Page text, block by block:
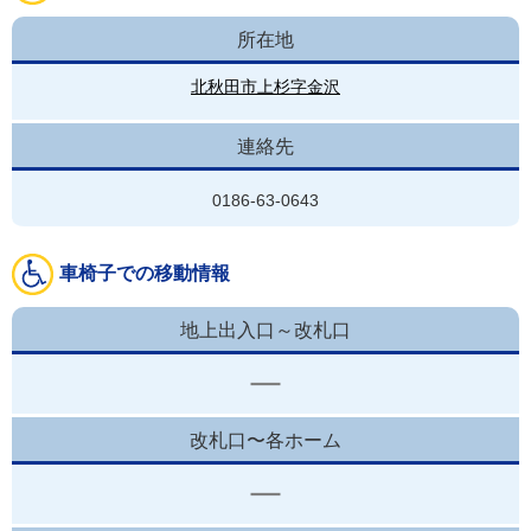
所在地
北秋田市上杉字金沢
連絡先
0186-63-0643
車椅子での移動情報
地上出入口～改札口
改札口〜各ホーム